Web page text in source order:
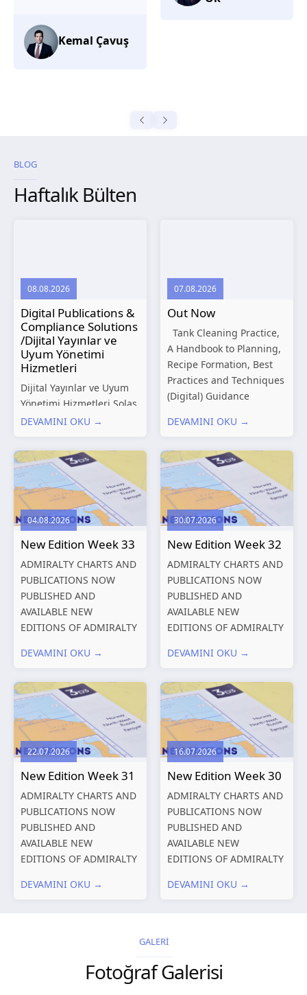
BLOG
Haftalık Bülten
08.08.2026
Digital Publications &
Compliance Solutions
/Dijital Yayınlar ve
Uyum Yönetimi
Hizmetleri
Dijital Yayınlar ve Uyum
Yönetimi Hizmetleri Solas
Marine, denizcilik
düzenleyici gereklilikleri
ve dijitalleşen
operasyonel ihtiyaçları
doğrultusunda kapsamlı
Dijital Yayınlar ve Uyum
Yönetimi çözümleri
sunmaktadır.
Hizmetlerimiz; gemi
işletmecileri, armatörler,
teknik yönetim şirketleri
ve denizcilik...
DEVAMINI OKU →
07.08.2026
Out Now
Tank Cleaning Practice,
A Handbook to Planning,
Recipe Formation, Best
Practices and Techniques
(Digital) Guidance
Structures – Consolidated
Shipping and the
Environment – A Guide to
Environmental
Compliance...
DEVAMINI OKU →
04.08.2026
New Edition Week 33
ADMIRALTY CHARTS AND
PUBLICATIONS NOW
PUBLISHED AND
AVAILABLE NEW
EDITIONS OF ADMIRALTY
PUBLICATIONS New
Charts published 13
August 2026 Chart
Title, limits
and other remarks
319
International chart
DEVAMINI OKU →
30.07.2026
New Edition Week 32
ADMIRALTY CHARTS AND
PUBLICATIONS NOW
PUBLISHED AND
AVAILABLE NEW
EDITIONS OF ADMIRALTY
PUBLICATIONS New
Charts published 06
August 2026 Chart Title,
limits and other remarks
1602 China – Chang...
DEVAMINI OKU →
22.07.2026
New Edition Week 31
ADMIRALTY CHARTS AND
PUBLICATIONS NOW
PUBLISHED AND
AVAILABLE NEW
EDITIONS OF ADMIRALTY
PUBLICATIONS New
remarks 127 Korea
DEVAMINI OKU →
16.07.2026
New Edition Week 30
ADMIRALTY CHARTS AND
PUBLICATIONS NOW
PUBLISHED AND
AVAILABLE NEW
EDITIONS OF ADMIRALTY
PUBLICATIONS New
2026 Chart
Title, limits and other
remarks 67 Gulf of...
DEVAMINI OKU →
GALERİ
Fotoğraf Galerisi